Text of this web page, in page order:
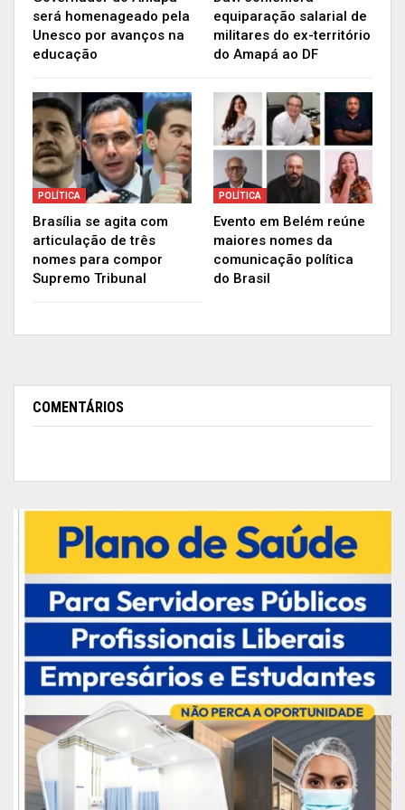
nesse controle e fiscalização”, disse a
parlamentar.
Jari outras iniciativas que foram detalhadas em
uma prestação de contas itinerante de seu
mandato, com o detalhamento das emendas
parlamentares alocadas, convênios e também o
andamento de obras públicas pela União, Estado
e Municípios.
Publicidade (x)
será homenageado pela
Unesco por avanços na
educação
equiparação salarial de
militares do ex-território
do Amapá ao DF
POLÍTICA
Brasília se agita com
articulação de três
nomes para compor
Supremo Tribunal
POLÍTICA
Evento em Belém reúne
maiores nomes da
comunicação política
do Brasil
COMENTÁRIOS